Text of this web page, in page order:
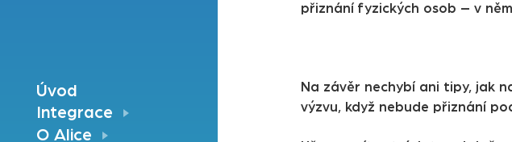
Úvod
Integrace
O Alice
přiznání fyzických osob – v
Na závěr nechybí ani tipy, jak
výzvu, když nebude přiznání